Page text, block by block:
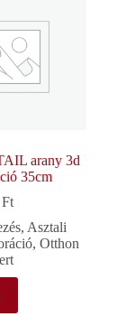
arany 3d
35cm
Ft
, Asztali
,Otthon